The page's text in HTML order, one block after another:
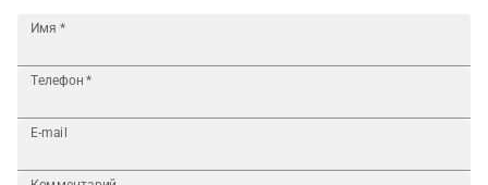
Имя *
Телефон *
E-mail